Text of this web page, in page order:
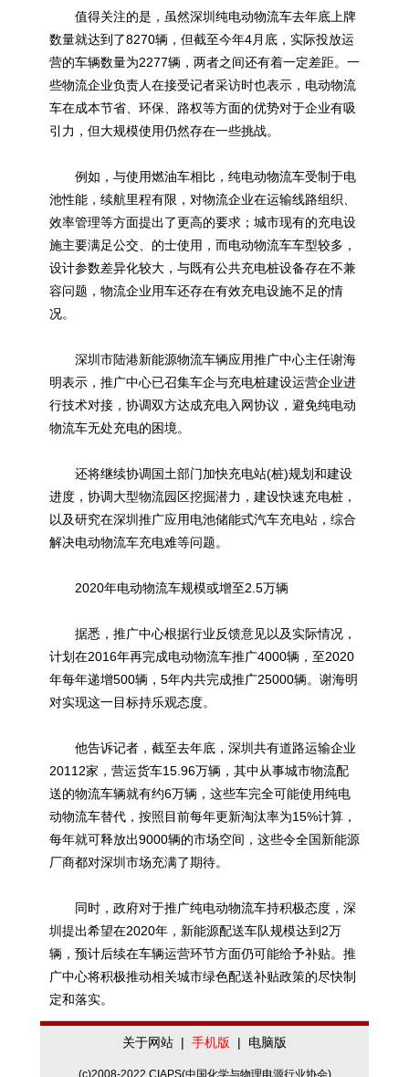
值得关注的是，虽然深圳纯电动物流车去年底上牌
数量就达到了8270辆，但截至今年4月底，实际投放运
营的车辆数量为2277辆，两者之间还有着一定差距。一
些物流企业负责人在接受记者采访时也表示，电动物流
车在成本节省、环保、路权等方面的优势对于企业有吸
引力，但大规模使用仍然存在一些挑战。
例如，与使用燃油车相比，纯电动物流车受制于电
池性能，续航里程有限，对物流企业在运输线路组织、
效率管理等方面提出了更高的要求；城市现有的充电设
施主要满足公交、的士使用，而电动物流车车型较多，
设计参数差异化较大，与既有公共充电桩设备存在不兼
容问题，物流企业用车还存在有效充电设施不足的情
况。
深圳市陆港新能源物流车辆应用推广中心主任谢海
明表示，推广中心已召集车企与充电桩建设运营企业进
行技术对接，协调双方达成充电入网协议，避免纯电动
物流车无处充电的困境。
还将继续协调国土部门加快充电站(桩)规划和建设
进度，协调大型物流园区挖掘潜力，建设快速充电桩，
以及研究在深圳推广应用电池储能式汽车充电站，综合
解决电动物流车充电难等问题。
2020年电动物流车规模或增至2.5万辆
据悉，推广中心根据行业反馈意见以及实际情况，
计划在2016年再完成电动物流车推广4000辆，至2020
年每年递增500辆，5年内共完成推广25000辆。谢海明
对实现这一目标持乐观态度。
他告诉记者，截至去年底，深圳共有道路运输企业
20112家，营运货车15.96万辆，其中从事城市物流配
送的物流车辆就有约6万辆，这些车完全可能使用纯电
动物流车替代，按照目前每年更新淘汰率为15%计算，
每年就可释放出9000辆的市场空间，这些令全国新能源
厂商都对深圳市场充满了期待。
同时，政府对于推广纯电动物流车持积极态度，深
圳提出希望在2020年，新能源配送车队规模达到2万
辆，预计后续在车辆运营环节方面仍可能给予补贴。推
广中心将积极推动相关城市绿色配送补贴政策的尽快制
定和落实。
关于网站 | 手机版 | 电脑版
(c)2008-2022 CIAPS(中国化学与物理电源行业协会)